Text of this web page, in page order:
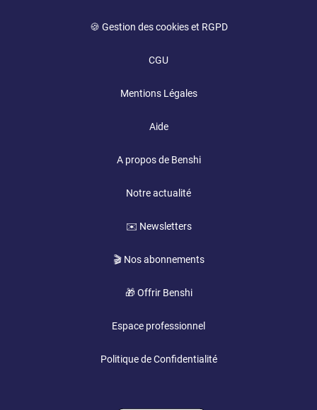
🍪 Gestion des cookies et RGPD
CGU
Mentions Légales
Aide
A propos de Benshi
Notre actualité
✉️ Newsletters
🎬 Nos abonnements
🎁 Offrir Benshi
Espace professionnel
Politique de Confidentialité